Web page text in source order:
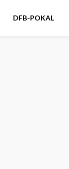
DFB-POKAL